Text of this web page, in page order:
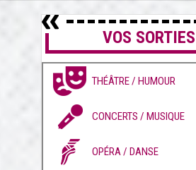
VOS SORTIES
THÉÂTRE / HUMOUR
CONCERTS / MUSIQUE
OPÉRA / DANSE